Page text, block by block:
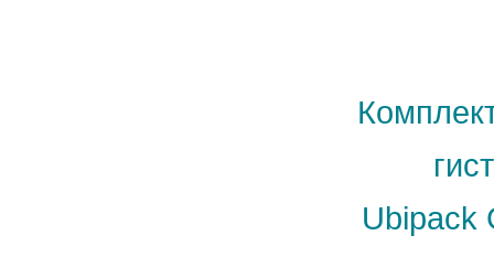
Ubipack